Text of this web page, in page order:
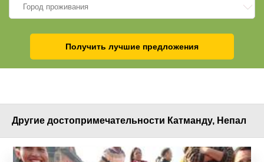
Город проживания
Получить лучшие предложения
Другие достопримечательности Катманду, Непал